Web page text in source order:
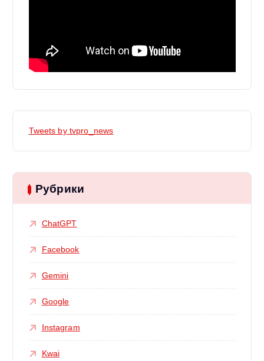
Tweets by tvpro_news
Рубрики
ChatGPT
Facebook
Gemini
Google
Instagram
Kwai